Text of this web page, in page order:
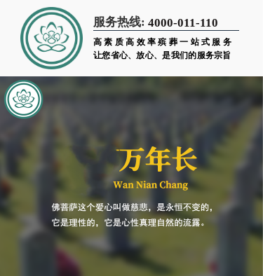
服务热线: 4000-011-110
高素质高效率殡葬一站式服务
让您省心、放心、是我们的服务宗旨